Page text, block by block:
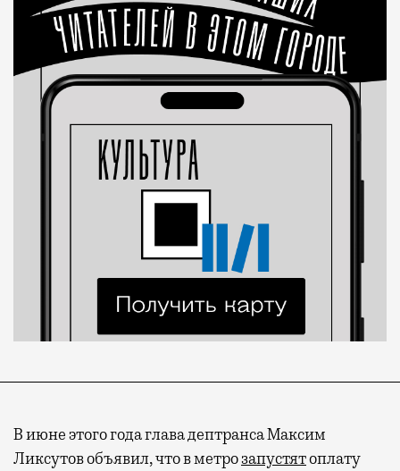
В июне этого года глава дептранса Максим
Ликсутов объявил, что в метрозапустятоплату